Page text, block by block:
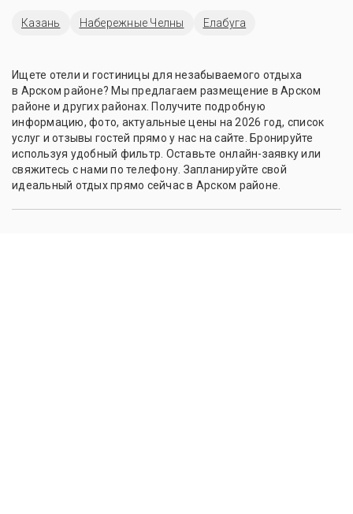
Казань Набережные Челны Елабуга
Ищете отели и гостиницы для незабываемого отдыха
в Арском районе? Мы предлагаем размещение в Арском
районе и других районах. Получите подробную
информацию, фото, актуальные цены на 2026 год, список
услуг и отзывы гостей прямо у нас на сайте. Бронируйте
используя удобный фильтр. Оставьте онлайн-заявку или
свяжитесь с нами по телефону. Запланируйте свой
идеальный отдых прямо сейчас в Арском районе.